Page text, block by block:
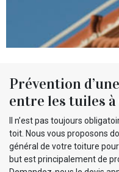
Prévention
entre les tuiles à
Il n’est pas toujours
toit. Nous vous proposons
général de votre toiture
but est principalement de